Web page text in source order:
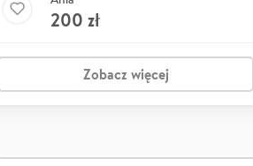
200 zł
Zobacz więcej